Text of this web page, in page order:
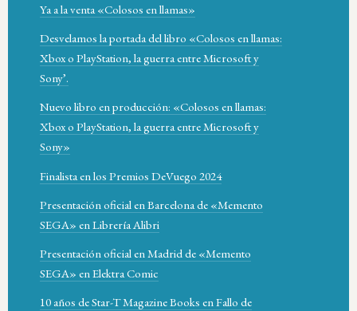
Ya a la venta «Colosos en llamas»
Desvelamos la portada del libro «Colosos en llamas:
Xbox o PlayStation, la guerra entre Microsoft y
Sony’.
Nuevo libro en producción: «Colosos en llamas:
Xbox o PlayStation, la guerra entre Microsoft y
Sony»
Finalista en los Premios DeVuego 2024
Presentación oficial en Barcelona de «Memento
SEGA» en Librería Alibri
Presentación oficial en Madrid de «Memento
SEGA» en Elektra Comic
10 años de Star-T Magazine Books en Fallo de